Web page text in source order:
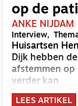
op de
ANKE NIJDAM
Interview
Huisartsen
Dijk hebben
afstemmen op
verder kan
LEES ARTIKEL